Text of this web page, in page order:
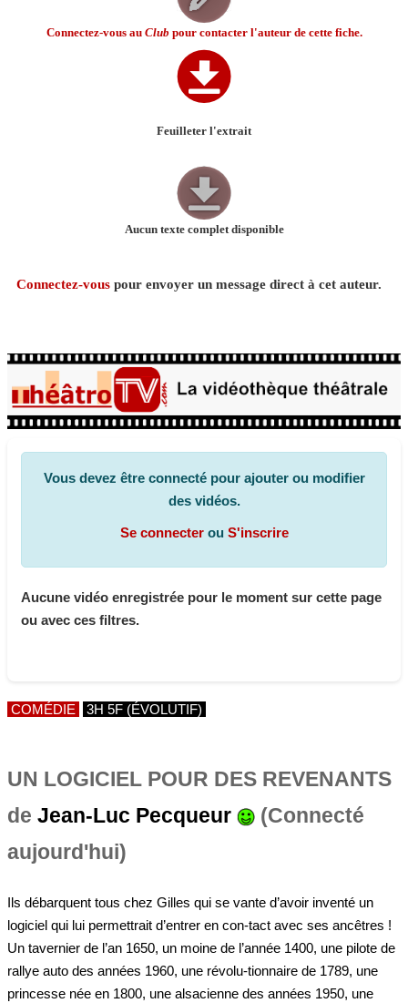
Connectez-vous au Club pour contacter l'auteur de cette fiche.
Feuilleter l'extrait
Aucun texte complet disponible
Connectez-vous pour envoyer un message direct à cet auteur.
Vous devez être connecté pour ajouter ou modifier
des vidéos.
Se connecterou S'inscrire
Aucune vidéo enregistrée pour le moment sur cette page
ou avec ces filtres.
COMÉDIE 3H 5F (ÉVOLUTIF)
UN LOGICIEL POUR DES REVENANTS
de Jean-Luc Pecqueur
(Connecté
aujourd'hui)
Ils débarquent tous chez Gilles qui se vante d’avoir inventé un
logiciel qui lui permettrait d’entrer en con-tact avec ses ancêtres !
Un tavernier de l’an 1650, un moine de l’année 1400, une pilote de
rallye auto des années 1960, une révolu-tionnaire de 1789, une
princesse née en 1800, une alsacienne des années 1950, une